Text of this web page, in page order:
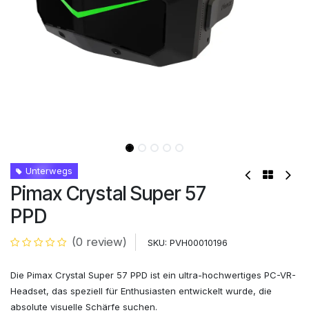
Unterwegs
Pimax Crystal Super 57
PPD
(0 review) SKU: PVH00010196
Die Pimax Crystal Super 57 PPD ist ein ultra-hochwertiges PC-VR-
Headset, das speziell für Enthusiasten entwickelt wurde, die
absolute visuelle Schärfe suchen.